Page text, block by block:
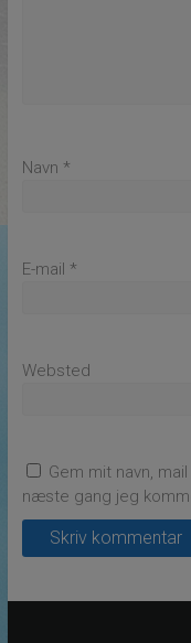
Navn *
E-mail *
Websted
Gem mit navn,
næste gang jeg